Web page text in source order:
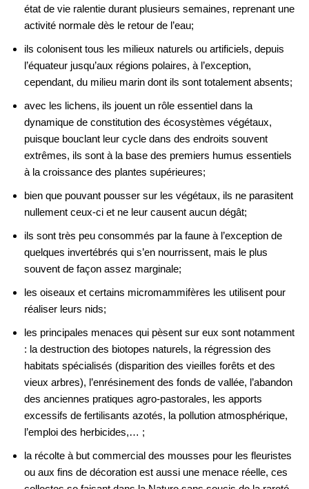
état de vie ralentie durant plusieurs semaines, reprenant une
activité normale dès le retour de l’eau;
ils colonisent tous les milieux naturels ou artificiels, depuis
l’équateur jusqu’aux régions polaires, à l’exception,
cependant, du milieu marin dont ils sont totalement absents;
avec les lichens, ils jouent un rôle essentiel dans la
dynamique de constitution des écosystèmes végétaux,
puisque bouclant leur cycle dans des endroits souvent
extrêmes, ils sont à la base des premiers humus essentiels
à la croissance des plantes supérieures;
bien que pouvant pousser sur les végétaux, ils ne parasitent
nullement ceux-ci et ne leur causent aucun dégât;
ils sont très peu consommés par la faune à l’exception de
quelques invertébrés qui s’en nourrissent, mais le plus
souvent de façon assez marginale;
les oiseaux et certains micromammifères les utilisent pour
réaliser leurs nids;
les principales menaces qui pèsent sur eux sont notamment
: la destruction des biotopes naturels, la régression des
habitats spécialisés (disparition des vieilles forêts et des
vieux arbres), l’enrésinement des fonds de vallée, l’abandon
des anciennes pratiques agro-pastorales, les apports
excessifs de fertilisants azotés, la pollution atmosphérique,
l’emploi des herbicides,… ;
la récolte à but commercial des mousses pour les fleuristes
ou aux fins de décoration est aussi une menace réelle, ces